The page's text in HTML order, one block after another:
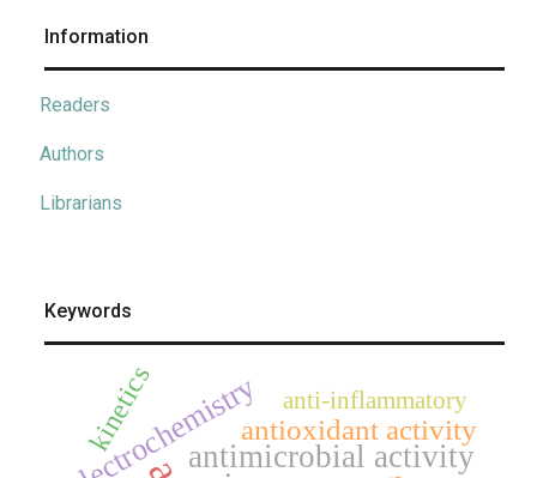
Information
Readers
Authors
Librarians
Keywords
antimicrobial activity
electrochemistryantioxidant activity
kinetics anti-inflammatory